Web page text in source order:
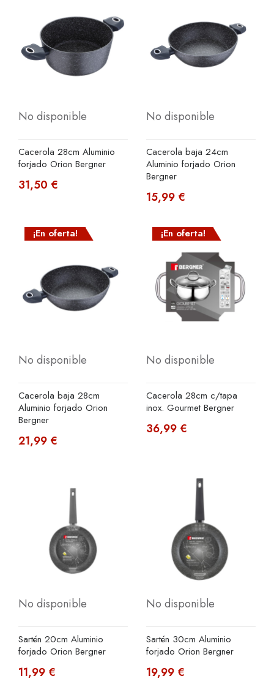
No disponible
Cacerola 28cm Aluminio
forjado Orion Bergner
31,50 €
No disponible
Cacerola baja 24cm
Aluminio forjado Orion
Bergner
15,99 €
¡En oferta!
No disponible
Cacerola baja 28cm
Aluminio forjado Orion
Bergner
21,99 €
¡En oferta!
No disponible
Cacerola 28cm c/tapa
inox. Gourmet Bergner
36,99 €
No disponible
Sartén 20cm Aluminio
forjado Orion Bergner
11,99 €
No disponible
Sartén 30cm Aluminio
forjado Orion Bergner
19,99 €